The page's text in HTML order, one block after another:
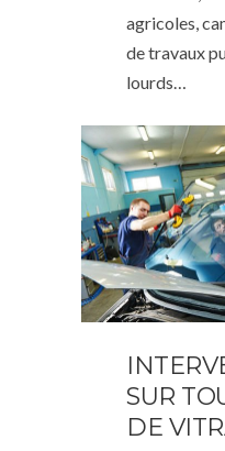
agricoles,
de travaux
lourds…
SUR
DE